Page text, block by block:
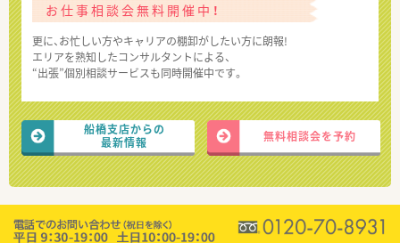
お仕事相談会無料開催中！
更に、お忙しい方やキャリアの棚卸がしたい方に朗報!
エリアを熟知したコンサルタントによる、
“出張”個別相談サービスも同時開催中です。
船橋支店からの
最新情報
無料相談会を予約